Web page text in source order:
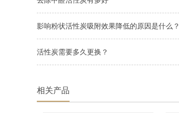
影响粉状活性炭吸附效果降低的原因是什么？
活性炭需要多久更换？
相关产品